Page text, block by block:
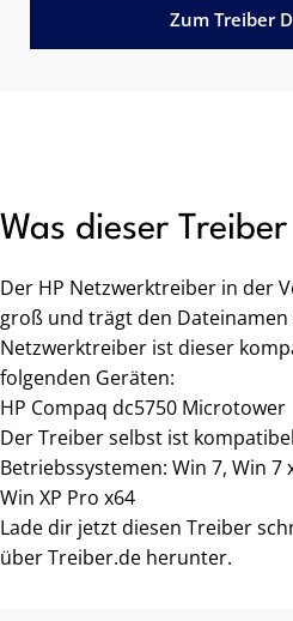
Zum Treiber
Was dieser
Der HP Netzwerktreiber in der
groß und trägt den Dateinamen
Netzwerktreiber ist dieser
folgenden Geräten:
HP Compaq dc5750 Microtower
Der Treiber selbst ist
Betriebssystemen: Win 7, Win 7
Win XP Pro x64
Lade dir jetzt diesen Treiber
über Treiber.de herunter.